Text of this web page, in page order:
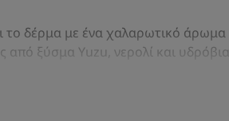
το δέρμα με ένα χαλαρωτικό άρωμα
από ξύσμα Yuzu, νερολί και υδρόβια